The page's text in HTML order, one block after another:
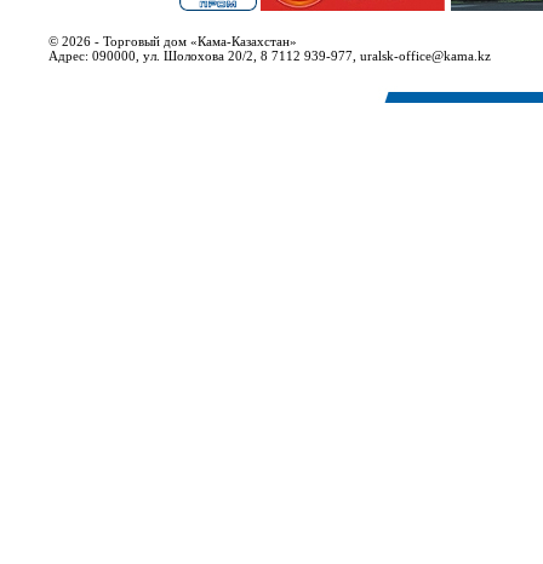
© 2026 - Торговый дом «Кама-Казахстан»
Адрес: 090000, ул. Шолохова 20/2, 8 7112 939-977, uralsk-office@kama.kz